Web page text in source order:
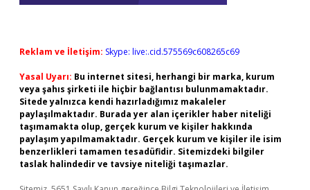
Reklam ve İletişim: Skype: live:.cid.575569c608265c69
Yasal Uyarı: Bu internet sitesi, herhangi bir marka, kurum
veya şahıs şirketi ile hiçbir bağlantısı bulunmamaktadır.
Sitede yalnızca kendi hazırladığımız makaleler
paylaşılmaktadır. Burada yer alan içerikler haber niteliği
taşımamakta olup, gerçek kurum ve kişiler hakkında
paylaşım yapılmamaktadır. Gerçek kurum ve kişiler ile isim
benzerlikleri tamamen tesadüfidir. Sitemizdeki bilgiler
taslak halindedir ve tavsiye niteliği taşımazlar.